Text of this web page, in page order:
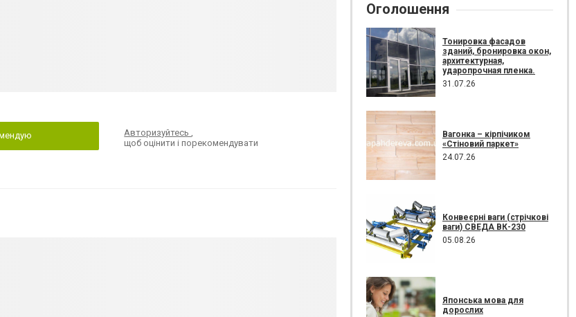
Авторизуйтесь,
щоб оцінити і порекомендувати
Оголошення
Тонировка фасадов
зданий, бронировка окон,
архитектурная,
ударопрочная пленка.
31.07.26
Вагонка – кірпічиком
«Стіновий паркет»
24.07.26
Конвеєрні ваги (стрічкові
ваги) СВЕДА ВК-230
05.08.26
Японська мова для
дорослих